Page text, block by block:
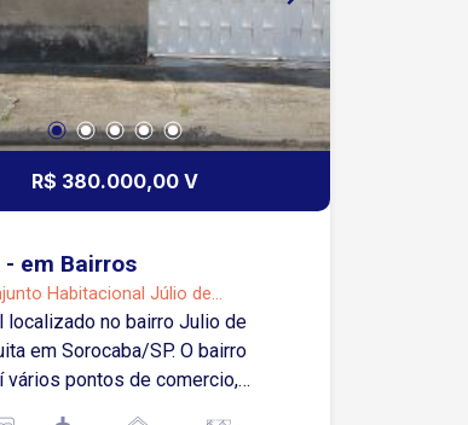
R$ 380.000,00 V
- em Bairros
Habitacional Júlio de
Filho - Sorocaba/SP
localizado no bairro Julio de
em Sorocaba/SP. O bairro
vários pontos de comercio,